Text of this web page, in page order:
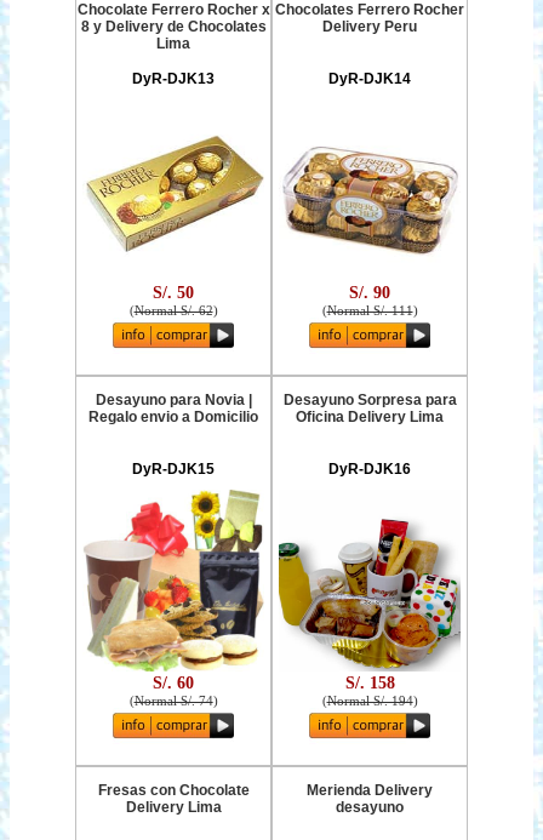
Chocolate Ferrero Rocher x
8 y Delivery de Chocolates
Lima
DyR-DJK13
S/. 50
(Normal S/. 62)
Chocolates Ferrero Rocher
Delivery Peru
DyR-DJK14
S/. 90
(Normal S/. 111)
Desayuno para Novia |
Regalo envio a Domicilio
DyR-DJK15
S/. 60
(Normal S/. 74)
Desayuno Sorpresa para
Oficina Delivery Lima
DyR-DJK16
S/. 158
(Normal S/. 194)
Fresas con Chocolate
Delivery Lima
Merienda Delivery
desayuno